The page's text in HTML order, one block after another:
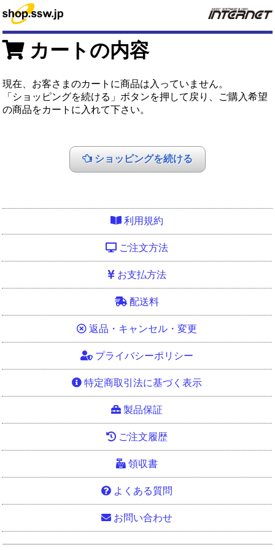
カートの内容
現在、お客さまのカートに商品は入っていません。
「ショッピングを続ける」ボタンを押して戻り、ご購入希望
の商品をカートに入れて下さい。
ショッピングを続ける
利用規約
ご注文方法
お支払方法
配送料
返品・キャンセル・変更
プライバシーポリシー
特定商取引法に基づく表示
製品保証
ご注文履歴
領収書
よくある質問
お問い合わせ